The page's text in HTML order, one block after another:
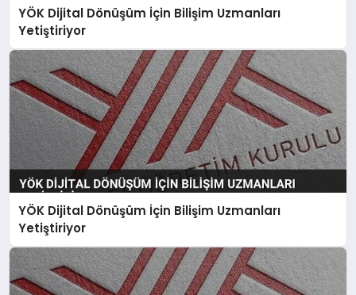
YÖK Dijital Dönüşüm İçin Bilişim Uzmanları
Yetiştiriyor
YÖK Dijital Dönüşüm İçin Bilişim Uzmanları
Yetiştiriyor